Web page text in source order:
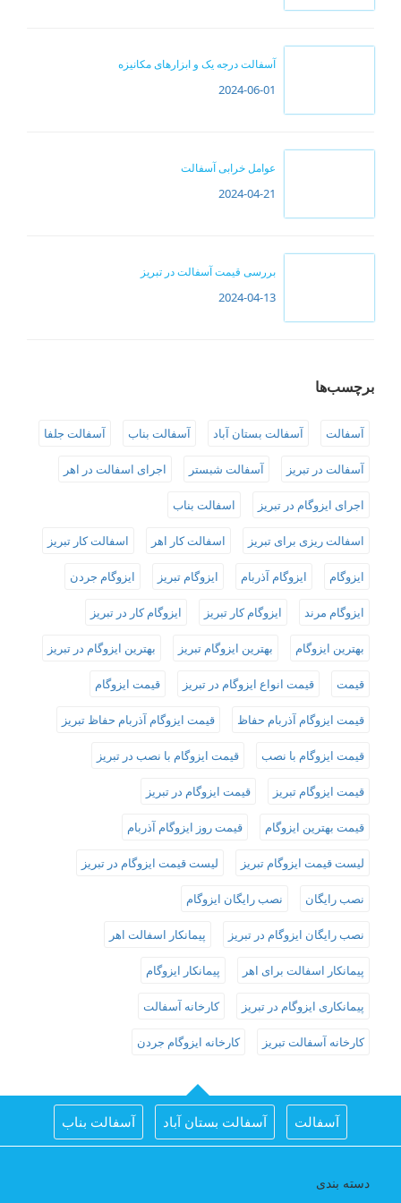
آسفالت درجه یک و ابزارهای مکانیزه
2024-06-01
عوامل خرابی آسفالت
2024-04-21
بررسی قیمت آسفالت در تبریز
2024-04-13
برچسب‌ها
آسفالت آسفالت بستان آباد آسفالت بناب آسفالت جلفا
آسفالت در تبریز آسفالت شبستر اجرای اسفالت در اهر
اجرای ایزوگام در تبریز اسفالت بناب
اسفالت ریزی برای تبریز اسفالت کار اهر اسفالت کار تبریز
ایزوگام ایزوگام آذربام ایزوگام تبریز ایزوگام جردن
ایزوگام مرند ایزوگام کار تبریز ایزوگام کار در تبریز
بهترین ایزوگام بهترین ایزوگام تبریز بهترین ایزوگام در تبریز
قیمت قیمت انواع ایزوگام در تبریز قیمت ایزوگام
قیمت ایزوگام آذربام حفاظ قیمت ایزوگام آذربام حفاظ تبریز
قیمت ایزوگام با نصب قیمت ایزوگام با نصب در تبریز
قیمت ایزوگام تبریز قیمت ایزوگام در تبریز
قیمت بهترین ایزوگام قیمت روز ایزوگام آذربام
لیست قیمت ایزوگام تبریز لیست قیمت ایزوگام در تبریز
نصب رایگان نصب رایگان ایزوگام
نصب رایگان ایزوگام در تبریز پیمانکار اسفالت اهر
پیمانکار اسفالت برای اهر پیمانکار ایزوگام
پیمانکاری ایزوگام در تبریز کارخانه آسفالت
کارخانه آسفالت تبریز کارخانه ایزوگام جردن
آسفالت آسفالت بستان آباد آسفالت بناب
دسته بندی